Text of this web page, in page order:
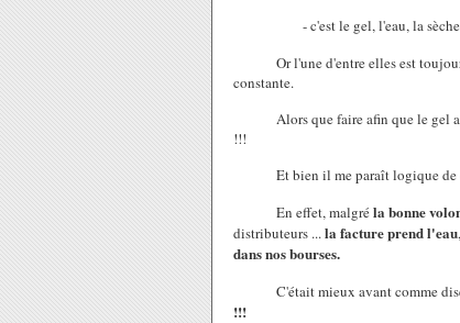
- c'est le gel, l'eau, la
Or l'une d'entre elles est
constante.
Alors que faire afin que le gel
!!!
Et bien il me paraît logique de
En effet, malgréla bonne
distributeurs ...la facture prend l'eau
dans nos bourses.
C'était mieux avant comme
!!!